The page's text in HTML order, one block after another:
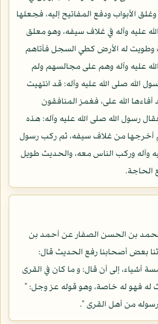
الأبواب ودفع المفاتيح إليه، فجعلها
عليه وآله في غلاف سيفه، وهو معلق
وطويت له الأرض كطي السجل فأتاهم
عليه وآله وهم على مجالسهم ولم
الله صلى الله عليه وآله: قد انتهيت
الله على، فغمز المنافقون
رسول الله صلى الله عليه وآله: هذه
أخرجها من غلاف سيفه، ثم ركب رسول
وآله وركب الناس معه، والحديث طويل
الحاجة.
محمد بن الحسن الصفار عن أحمد بن
بعض أصحابنا رفع الحديث قال:
إلى أن قال: و ما كان في القرى
له فهو له خاصة، وهو قوله عز وجل: "
رسوله من أهل القرى ".